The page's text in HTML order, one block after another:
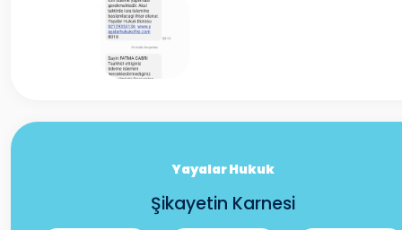
Yayalar Hukuk
Şikayetin Karnesi